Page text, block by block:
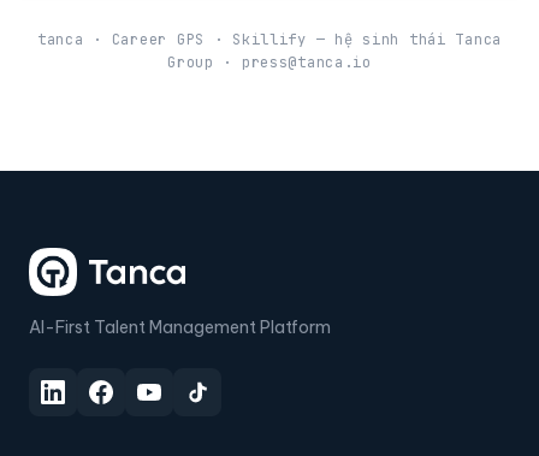
tanca · Career GPS · Skillify — hệ sinh thái Tanca
Group · press@tanca.io
AI-First Talent Management Platform